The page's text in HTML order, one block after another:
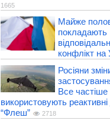
1665
Майже
покладають
конфлікт на
Росіяни
Все частіше
використовують
“Флеш”
2718